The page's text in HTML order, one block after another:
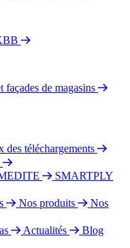
façades de magasins
des téléchargements
SMARTPLY
Nos produits
Nos
Actualités
Blog